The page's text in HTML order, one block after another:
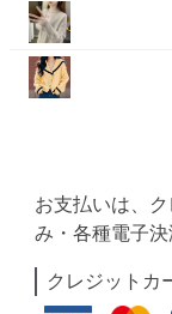
お支払いは、
み・各種電子決
クレジットカ